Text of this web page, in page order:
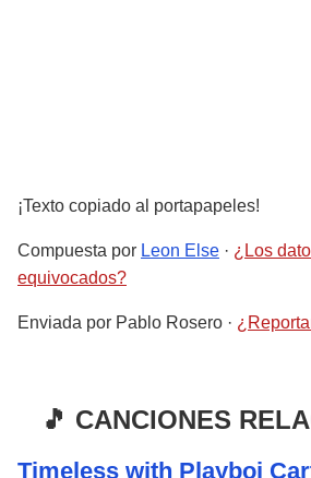
¡Texto copiado al portapapeles!
Compuesta por Leon Else · ¿Los
equivocados?
Enviada por Pablo Rosero ·
🎵 CANCIONES
Timeless with Playboi